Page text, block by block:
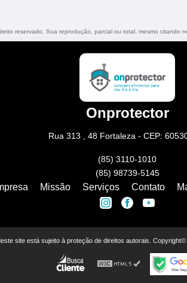
reservado. Sua reprodução, parcial ou total, mesmo citando
Onprotector
Rua 313 , 48 Fortaleza - CEP:
(85) 3110-1010
(85) 98739-5145
Missão Serviços Contato
site está sujeito à proteção de direitos autorais.